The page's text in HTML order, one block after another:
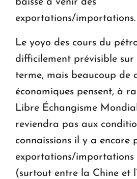
exportations/importations.
Le yoyo des cours du
difficilement prévisible sur
terme, mais beaucoup de
économiques pensent, à
Libre Échangisme
reviendra pas aux
connaissions il y a encore
exportations/importations
(surtout entre la Chine et